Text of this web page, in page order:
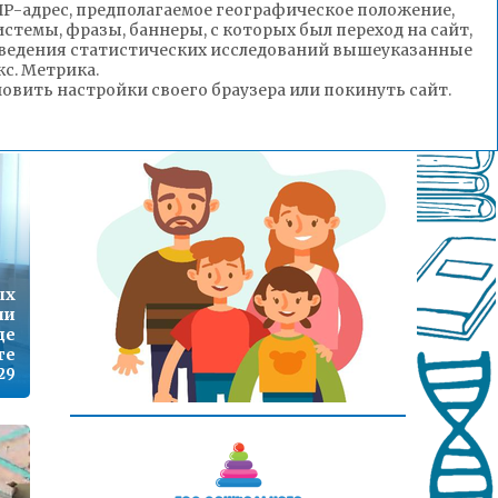
адрес, предполагаемое географическое положение,
фразы, баннеры, с которых был переход на сайт,
статистических исследований вышеуказанные
Метрика.
настройки своего браузера или покинуть сайт.